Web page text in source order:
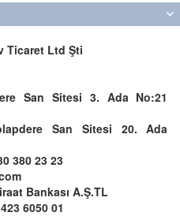
Ltd Şti
San Sitesi 3. Ada No:21
San Sitesi 20. Ada
380 23 23
Bankası A.Ş.­­TL­
6050 01